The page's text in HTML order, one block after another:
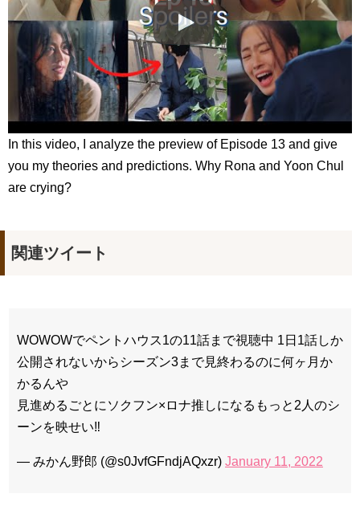
女優ソン・ソンミ、夫の葬儀を終え「帰ってきたポク・ダン
ジ」の撮影に復帰へ NEW!
「違う（ちがう）・異なる」を韓国語では？「다르다（タル
ダ）」の意味・使い方について
について
「退屈だ・暇だ」を韓国語では？「심심하다（シムシマダ）」
の意味・使い方について
■韓国ドラマ『キング～Two Hearts』予告動画（日本語字幕）
について
yoon kyun sang
HSF(126)-윤균상 서울숲 벤치 (YUN Kyunsang)(4)September::
Healing in Seoul Forest (서울숲)
ユン・ギュンサン主演「潜入弁護人」第1回特別公開！
ソン・ヘギョ – ソンヘギョ キスまとめ
キム・テヒの弟イ・ワン♥イ・ボミ、今日（28日）結婚……
「ライフ・ オン・ マーズ」2019年11月2日TSUTAYAにて先行
レンタル開始！
(ENG SUB) Behind The Scene Hyun Bin 현빈❤️ 손예진 Son Ye
Jin-Crash Landing On You/ヒョンビン❤️ソンイェジン / エンジョイ❕
キム・レウォンの影絵遊び！？「黒騎士～永遠の約束～」メイ
In this video, I analyze the preview of Episode 13 and give
you my theories and predictions. Why Rona and Yoon Chul
are crying?
関連ツイート
WOWOWでペントハウス1の11話まで視聴中 1日1話しか
公開されないからシーズン3まで見終わるのに何ヶ月か
かるんや
見進めるごとにソクフン×ロナ推しになるもっと2人のシ
ーンを映せい‼️
— みかん野郎 (@s0JvfGFndjAQxzr) January 11, 2022